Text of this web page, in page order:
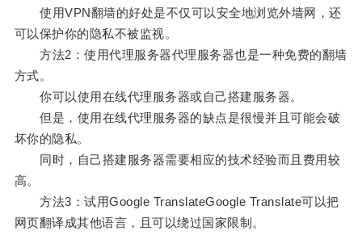
使用VPN翻墙的好处是不仅可以安全地浏览外墙网，还
可以保护你的隐私不被监视。
方法2：使用代理服务器代理服务器也是一种免费的翻墙
方式。
你可以使用在线代理服务器或自己搭建服务器。
但是，使用在线代理服务器的缺点是很慢并且可能会破
坏你的隐私。
同时，自己搭建服务器需要相应的技术经验而且费用较
高。
方法3：试用Google TranslateGoogle Translate可以把
网页翻译成其他语言，且可以绕过国家限制。